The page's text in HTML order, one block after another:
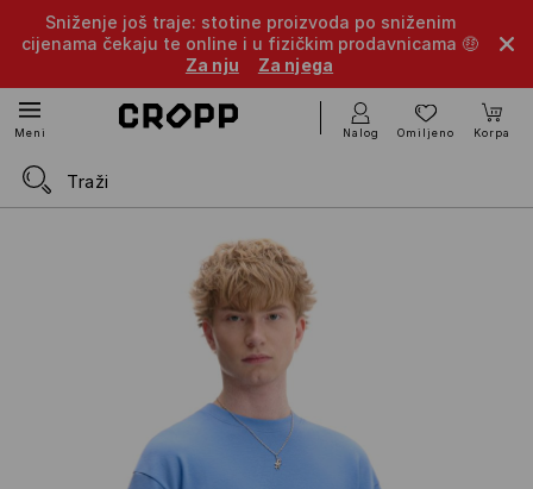
Sniženje još traje: stotine proizvoda po sniženim
cijenama čekaju te online i u fizičkim prodavnicama 🤑
Za nju
Za njega
Meni Nalog Omiljeno Korpa